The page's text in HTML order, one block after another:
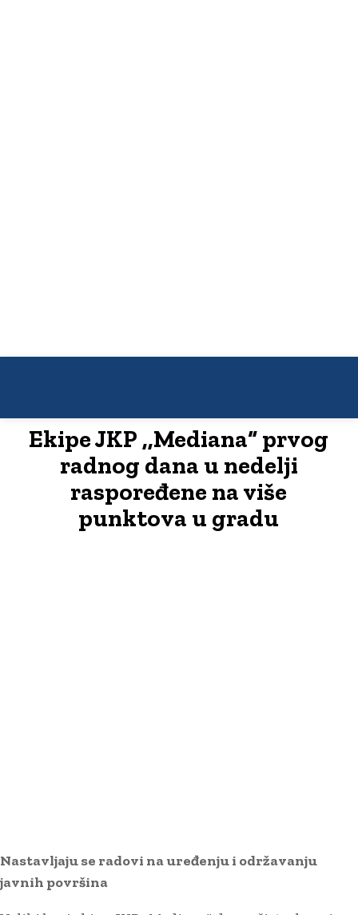
Ekipe JKP ,,Mediana“ prvog
radnog dana u nedelji
raspoređene na više
punktova u gradu
Nastavljaju se radovi na uređenju i održavanju
javnih površina